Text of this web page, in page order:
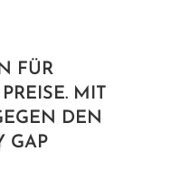
FÜR
MIT
DEN
GAP